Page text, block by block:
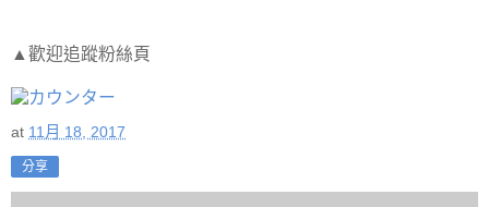
▲歡迎追蹤粉絲頁
at 11月 18, 2017
分享